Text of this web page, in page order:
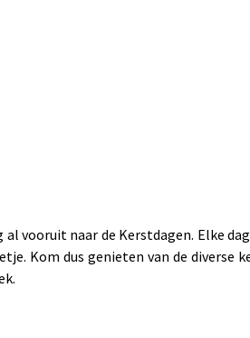
vooruit naar de Kerstdagen. Elke
Kom dus genieten van de diverse